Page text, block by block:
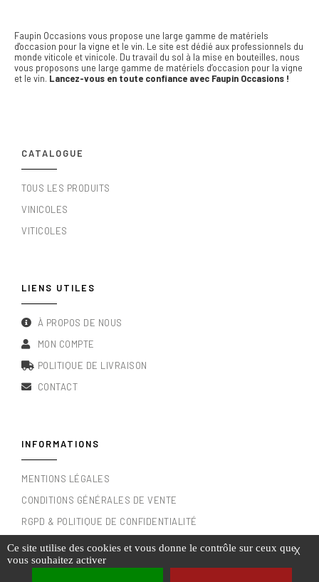
Faupin Occasions vous propose une large gamme de matériels
d'occasion pour la vigne et le vin. Le site est dédié aux professionnels du
monde viticole et vinicole. Du travail du sol à la mise en bouteilles, nous
vous proposons une large gamme de matériels d’occasion pour la vigne
et le vin. Lancez-vous en toute confiance avec Faupin Occasions !
CATALOGUE
TOUS LES PRODUITS
VINICOLES
VITICOLES
LIENS UTILES
À PROPOS DE NOUS
MON COMPTE
POLITIQUE DE LIVRAISON
CONTACT
INFORMATIONS
MENTIONS LÉGALES
CONDITIONS GÉNÉRALES DE VENTE
RGPD & POLITIQUE DE CONFIDENTIALITÉ
X
Ce site utilise des cookies et vous donne le contrôle sur ceux que
vous souhaitez activer